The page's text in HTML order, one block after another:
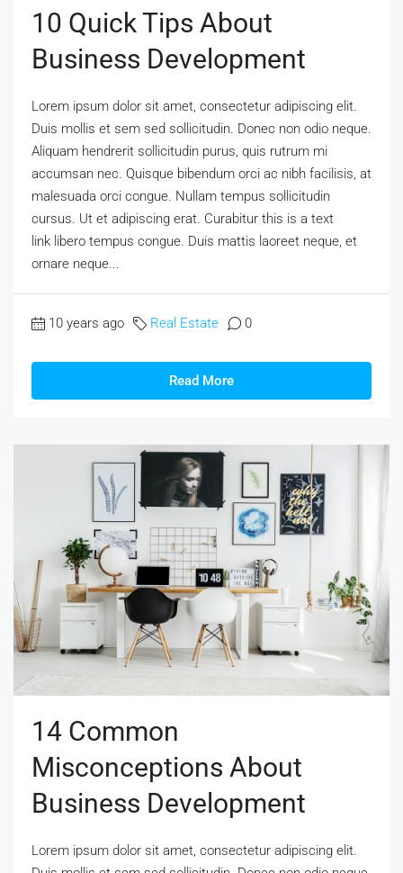
10 Quick Tips About
Business Development
Lorem ipsum dolor sit amet, consectetur adipiscing elit.
Duis mollis et sem sed sollicitudin. Donec non odio neque.
Aliquam hendrerit sollicitudin purus, quis rutrum mi
accumsan nec. Quisque bibendum orci ac nibh facilisis, at
malesuada orci congue. Nullam tempus sollicitudin
cursus. Ut et adipiscing erat. Curabitur this is a text
link libero tempus congue. Duis mattis laoreet neque, et
ornare neque...
10 years ago Real Estate 0
Read More
14 Common
Misconceptions About
Business Development
Lorem ipsum dolor sit amet, consectetur adipiscing elit.